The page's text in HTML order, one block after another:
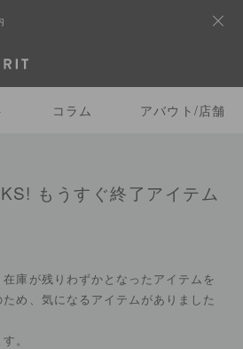
Delivery
コラム アバウト/店舗
もうすぐ終了アイテム
庫が残りわずかとなったアイテムを
め、気になるアイテムがありました
。